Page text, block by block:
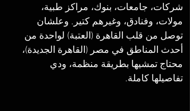
شركات، جامعات، بنوك، مراكز طبية،
مولات، وفنادق، وغيرهم كتير. وعلشان
توصل من قلب القاهرة (العتبة) لواحدة من
أحدث المناطق في مصر (القاهرة الجديدة)،
محتاج تمشيها بطريقة منظمة، ودي
تفاصيلها كاملة.